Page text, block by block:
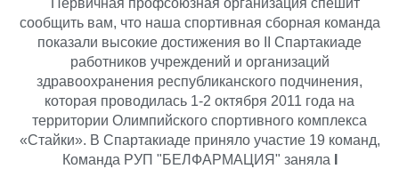
Первичная профсоюзная организация спешит
сообщить вам, что наша спортивная сборная команда
показали высокие достижения во II Спартакиаде
работников учреждений и организаций
здравоохранения республиканского подчинения,
которая проводилась 1-2 октября 2011 года на
территории Олимпийского спортивного комплекса
«Стайки». В Спартакиаде приняло участие 19 команд,
Команда РУП "БЕЛФАРМАЦИЯ" заняла